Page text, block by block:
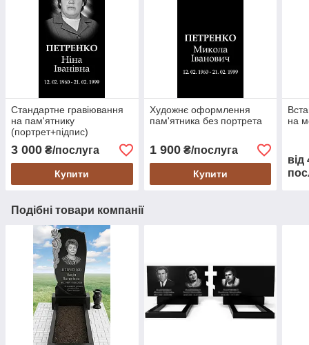
Стандартне гравіювання
на пам'ятнику
(портрет+підпис)
3 000 ₴/послуга
Купити
Художнє оформлення
пам'ятника без портрета
1 900₴/послуга
Купити
на
від
Подібні товари компанії